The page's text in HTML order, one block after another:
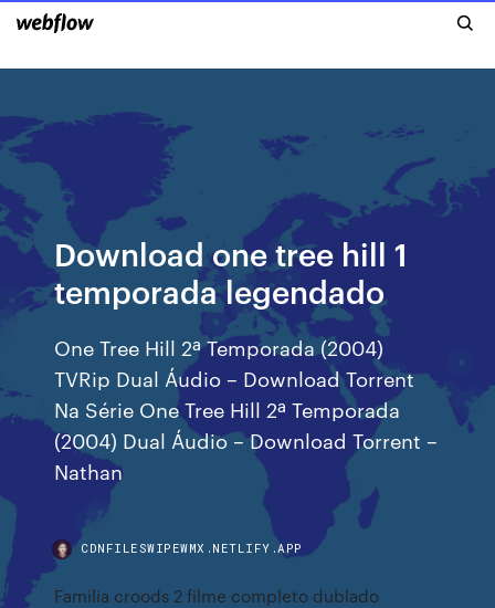
Download one tree hill 1
temporada legendado
One Tree Hill 2ª Temporada (2004)
TVRip Dual Áudio – Download Torrent
Na Série One Tree Hill 2ª Temporada
(2004) Dual Áudio – Download Torrent –
Nathan
CDNFILESWIPEWMX.NETLIFY.APP
Familia croods 2 filme completo dublado